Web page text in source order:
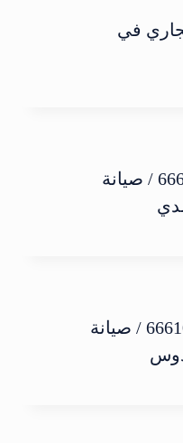
في
فني صحي هدية / 66610692 / صيانة
فني صحي الرابية / 66610692 / صيانة